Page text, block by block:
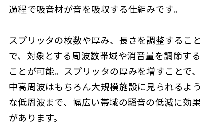
過程で吸音材が音を吸収する仕組みです。
スプリッタの枚数や厚み、長さを調整すること
で、対象とする周波数帯域や消音量を調節する
ことが可能。スプリッタの厚みを増すことで、
中高周波はもちろん大規模施設に見られるよう
な低周波まで、幅広い帯域の騒音の低減に効果
があります。